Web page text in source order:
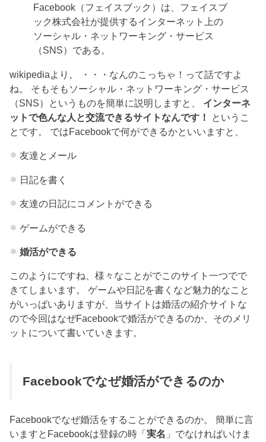
Facebook（フェイスブック）は、フェイスブ
ック株式会社が提供するインターネット上の
ソーシャル・ネットワーキング・サービス
（SNS）である。
wikipediaより。 ・・・なんのこっちゃ！って話ですよ
ね。 そもそもソーシャル・ネットワーキング・サービス
（SNS）というものを簡単に説明しますと、 インターネ
ットで色んな人と交流できるサイトなんです！
というこ
とです。 ではFacebookで何ができるかといいますと、
友達とメール
日記を書く
友達の日記にコメントができる
ゲームができる
婚活ができる
このようにですね、様々なことがでこのサイト一つでで
きてしまいます。 ゲームや日記を書くなど魅力的なこと
がいっぱいありますが、当サイトは婚活の紹介サイトな
ので今回はなぜFacebookで婚活ができるのか、そのメリ
ットについて書いていきます。
Facebookでなぜ婚活ができるのか
Facebookでなぜ婚活をすることができるのか。 簡単に言
いますとFacebookは登録の時「実名 」でなければいけま